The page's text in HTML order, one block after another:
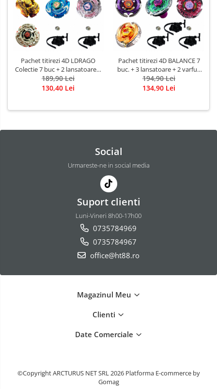
Pachet titirezi 4D LDRAGO
Colectie 7 buc + 2 lansatoare +
2 varfuri metalice: BB88
Meteo, BB108 Destroy, BB43
3013H Gold
189,90 Lei
130,40 Lei
Pachet titirezi 4D BALANCE 7
buc. + 3 lansatoare + 2 varfuri
metalice: BB122 Diablo
Nemesis, Mercury Anubius
Jove, BB100 Random
194,90 Lei
134,90 Lei
Social
Urmareste-ne in social media
Suport clienti
Luni-Vineri 8h00-17h00
0735784969
0735784967
office@ht88.ro
Magazinul Meu
Clienti
Date Comerciale
©Copyright ARCTURUS NET SRL 2026 Platforma E-commerce by
Gomag